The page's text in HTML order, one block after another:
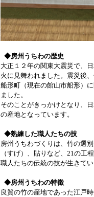
◆房州うちわの歴史
大正１２年の関東大震災で、
火に見舞われました。震災後
船形町（現在の館山市船形）
ました。
そのことがきっかけとなり、
の産地となっています。
◆熟練した職人たちの技
房州うちわづくりは、竹の選
（すげ）、貼りなど、21の工
職人たちの伝統の技が生きてい
◆房州うちわの特徴
良質の竹の産地であった江戸